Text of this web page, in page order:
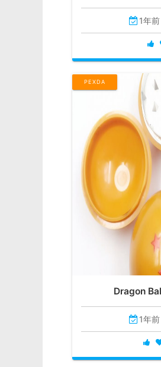
1年前
PEXDA
Dragon
1年前